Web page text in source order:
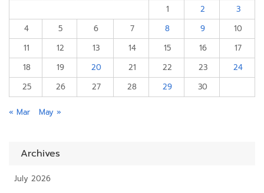
1
2
3
4
5 6 7 8 9
10
11
12 13 14 15 16
17
18
19 20 21 22 23
24
25
26 27 28 29 30
« Mar May »
Archives
July 2026